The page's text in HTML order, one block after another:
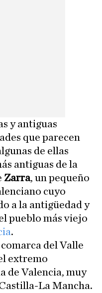
y antiguas
que parecen
de ellas
antiguas de la
Zarra, un pequeño
cuyo
a la antigüedad y
pueblo más viejo
.
del Valle
extremo
de Valencia, muy
La Mancha.